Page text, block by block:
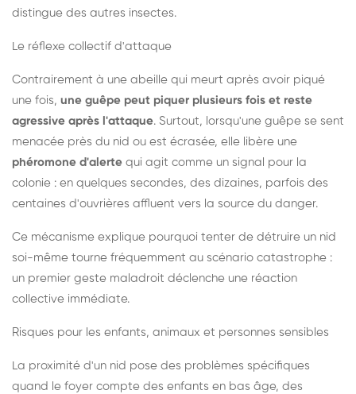
distingue des autres insectes.
Le réflexe collectif d'attaque
Contrairement à une abeille qui meurt après avoir piqué
une fois, une guêpe peut piquer plusieurs fois et reste
agressive après l'attaque. Surtout, lorsqu'une guêpe se sent
menacée près du nid ou est écrasée, elle libère une
phéromone d'alerte qui agit comme un signal pour la
colonie : en quelques secondes, des dizaines, parfois des
centaines d'ouvrières affluent vers la source du danger.
Ce mécanisme explique pourquoi tenter de détruire un nid
soi-même tourne fréquemment au scénario catastrophe :
un premier geste maladroit déclenche une réaction
collective immédiate.
Risques pour les enfants, animaux et personnes sensibles
La proximité d'un nid pose des problèmes spécifiques
quand le foyer compte des enfants en bas âge, des